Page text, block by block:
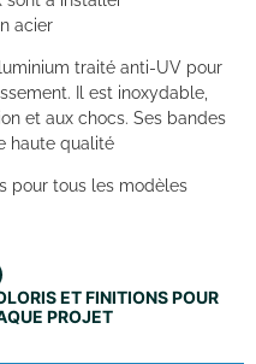
acier
traité anti-UV pour
Il est inoxydable,
et aux chocs. Ses bandes
haute qualité
pour tous les modèles
ET FINITIONS POUR
PROJET